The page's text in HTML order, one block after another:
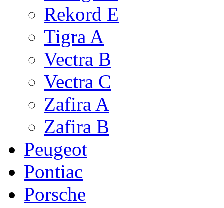
Rekord E
Tigra A
Vectra B
Vectra C
Zafira A
Zafira B
Peugeot
Pontiac
Porsche